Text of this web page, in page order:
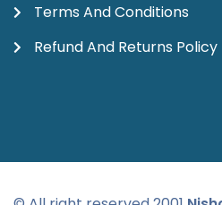
Terms And Conditions
Refund And Returns Policy